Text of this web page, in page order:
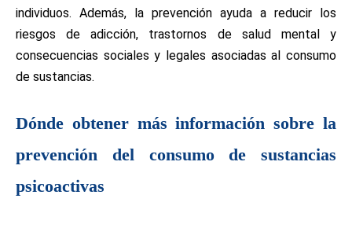
individuos. Además, la prevención ayuda a reducir los
riesgos de adicción, trastornos de salud mental y
consecuencias sociales y legales asociadas al consumo
de sustancias.
Dónde obtener más información sobre la
prevención del consumo de sustancias
psicoactivas